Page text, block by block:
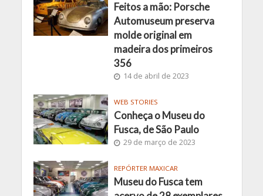
Feitos a mão: Porsche
Automuseum preserva
molde original em
madeira dos primeiros
356
14 de abril de 2023
WEB STORIES
Conheça o Museu do
Fusca, de São Paulo
29 de março de 2023
REPÓRTER MAXICAR
Museu do Fusca tem